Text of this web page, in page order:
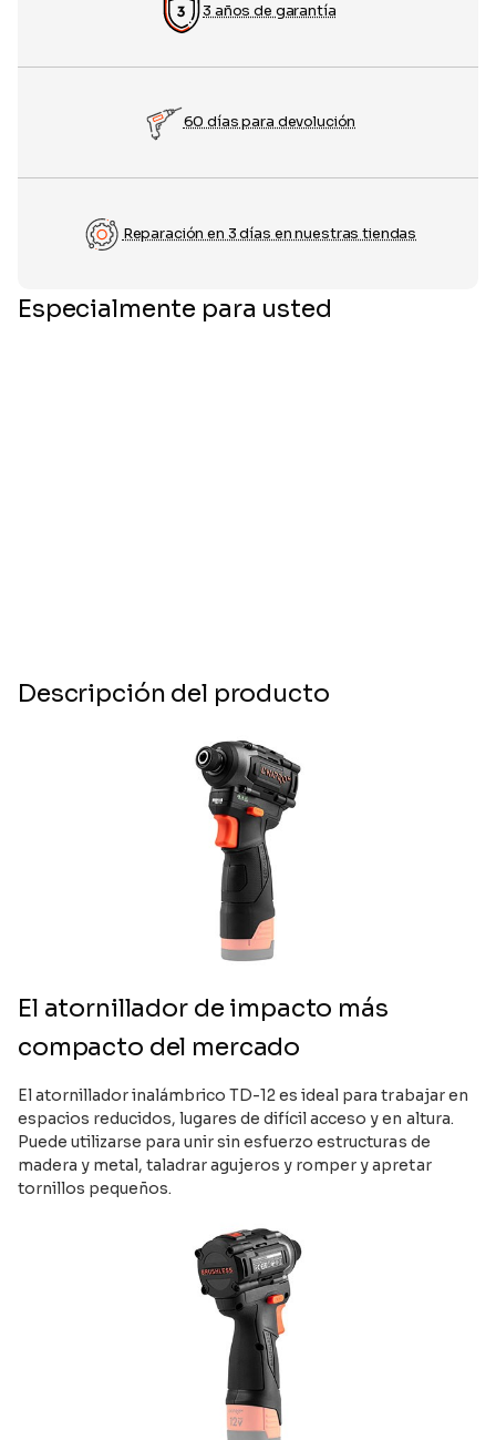
3 años de garantía
60 días para devolución
Reparación en 3 días en nuestras tiendas
Especialmente para usted
Descripción del producto
El atornillador de impacto más
compacto del mercado
El atornillador inalámbrico TD-12 es ideal para trabajar en
espacios reducidos, lugares de difícil acceso y en altura.
Puede utilizarse para unir sin esfuerzo estructuras de
madera y metal, taladrar agujeros y romper y apretar
tornillos pequeños.